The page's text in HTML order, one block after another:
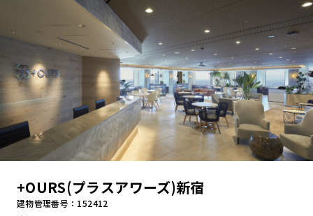
ブランドから探す
オフィススタイルから探す
受付時間 平日9:00～18:00
+OURS(プラスアワーズ)新宿
建物管理番号：152412